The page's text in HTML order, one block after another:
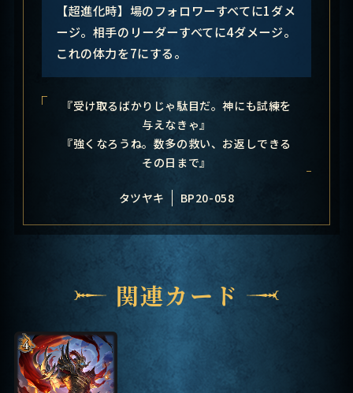
【超進化時】場のフォロワーすべてに1ダメ
ージ。相手のリーダーすべてに4ダメージ。
これの体力を7にする。
『受け取るばかりじゃ駄目だ。神にも試練を
与えなきゃ』
『強くなろうね。数多の救い、お返しできる
その日まで』
タツヤキ BP20-058
関連カード